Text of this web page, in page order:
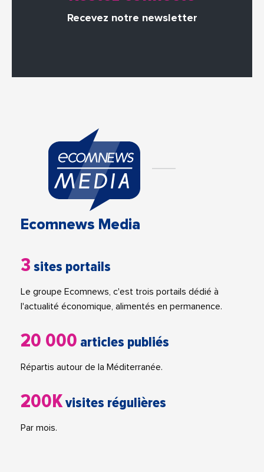
Recevez notre newsletter
Ecomnews Media
3 sites portails
Le groupe Ecomnews, c'est trois portails dédié à
l'actualité économique, alimentés en permanence.
20 000 articles publiés
Répartis autour de la Méditerranée.
200Kvisites régulières
Par mois.